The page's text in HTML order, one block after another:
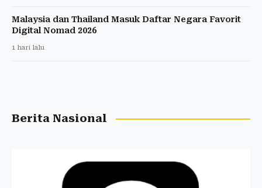
Malaysia dan Thailand Masuk Daftar Negara Favorit
Digital Nomad 2026
1 hari lalu
Berita Nasional